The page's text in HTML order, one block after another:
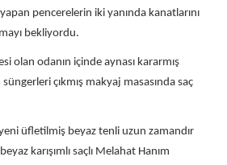
pencerelerin iki yanında kanatlarını
bekliyordu.
olan odanın içinde aynası kararmış
çıkmış makyaj masasında saç
üfletilmiş beyaz tenli uzun zamandır
karışımlı saçlı Melahat Hanım